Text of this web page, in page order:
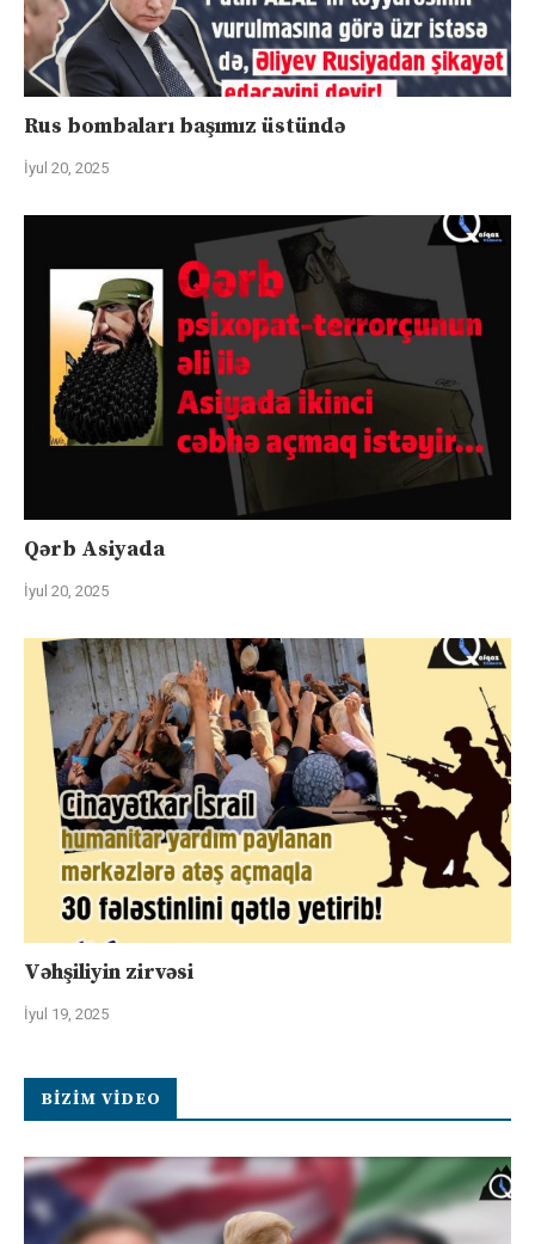
Rus bombaları başımız üstündə
İyul 20, 2025
Qərb Asiyada
İyul 20, 2025
Vəhşiliyin zirvəsi
İyul 19, 2025
BIZIM VIDEO